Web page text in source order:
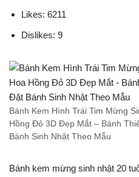
Likes: 6211
Dislikes: 9
Bánh Kem Hình Trái Tim Mừng
Hồng Đỏ 3D Đẹp Mắt – Bánh
Bánh Sinh Nhật Theo Mẫu
Bánh kem mừng sinh nhật 20